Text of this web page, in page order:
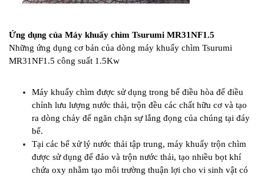
Ứng dụng của Máy khuấy chìm Tsurumi MR31NF1.5
Những ứng dụng cơ bản của dòng máy khuấy chìm Tsurumi
MR31NF1.5 công suất 1.5Kw
Máy khuấy chìm được sử dụng trong bể điều hòa để điều
chỉnh lưu lượng nước thải, trộn đều các chất hữu cơ và tạo
ra dòng chảy để ngăn chặn sự lắng đọng của chúng tại đáy
bể.
Tại các bể xử lý nước thải tập trung, máy khuấy trộn chìm
được sử dụng để đảo và trộn nước thải, tạo nhiều bọt khí
chứa oxy nhằm tạo môi trường thuận lợi cho vi sinh vật có